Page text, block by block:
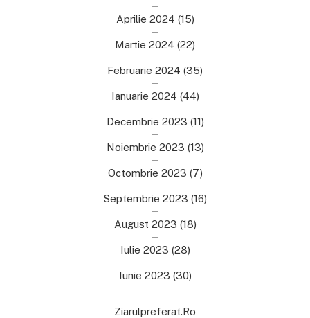
Aprilie 2024 (15)
Martie 2024 (22)
Februarie 2024 (35)
Ianuarie 2024 (44)
Decembrie 2023 (11)
Noiembrie 2023 (13)
Octombrie 2023 (7)
Septembrie 2023 (16)
August 2023 (18)
Iulie 2023 (28)
Iunie 2023 (30)
Ziarulpreferat.ro